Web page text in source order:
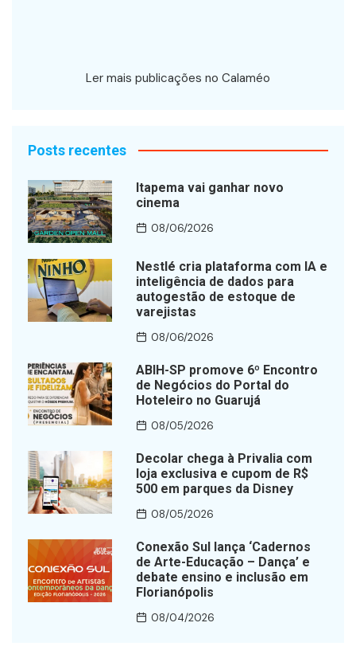
Ler mais publicações no Calaméo
Posts recentes
Itapema vai ganhar novo
cinema
08/06/2026
Nestlé cria plataforma com IA e
inteligência de dados para
autogestão de estoque de
varejistas
08/06/2026
ABIH-SP promove 6º Encontro
de Negócios do Portal do
Hoteleiro no Guarujá
08/05/2026
Decolar chega à Privalia com
loja exclusiva e cupom de R$
500 em parques da Disney
08/05/2026
Conexão Sul lança ‘Cadernos
de Arte-Educação – Dança’ e
debate ensino e inclusão em
Florianópolis
08/04/2026